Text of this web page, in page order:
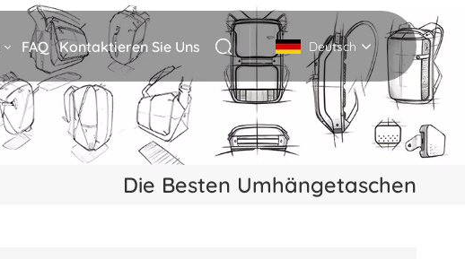
FAQ Kontaktieren Sie Uns Deutsch
English
Deutsch
Italiano
Die Besten Umhängetaschen